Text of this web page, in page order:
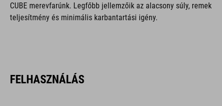
CUBE merevfarúnk. Legfőbb jellemzőik az alacsony súly, remek
teljesítmény és minimális karbantartási igény.
FELHASZNÁLÁS